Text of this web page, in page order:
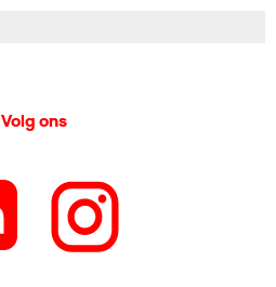
Volg ons